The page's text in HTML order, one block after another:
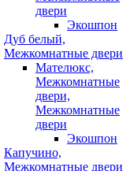
двери
Экошпон
Дуб белый,
Межкомнатные двери
Мателюкс,
Межкомнатные
двери,
Межкомнатные
двери
Экошпон
Капучино,
Межкомнатные двери